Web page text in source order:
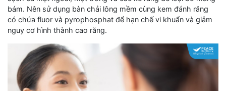
bám. Nên sử dụng bàn chải lông mềm cùng kem đánh răng
có chứa fluor và pyrophosphat để hạn chế vi khuẩn và giảm
nguy cơ hình thành cao răng.